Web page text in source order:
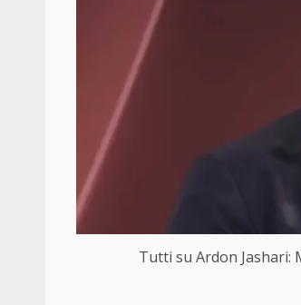
Tutti su Ardon Jashari: